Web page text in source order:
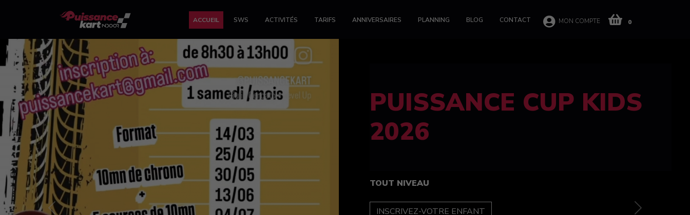
ACCUEIL SWS ACTIVITÉS TARIFS ANNIVERSAIRES PLANNING BLOG CONTACT MON COMPTE 0
FELINE CUP 100%
féminine
TOUT NIVEAU
INSCRIPTION